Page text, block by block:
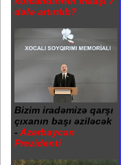
dəfə artırılıb?
Bizim iradəmizə qarşı
çıxanın başı əziləcək
- Azərbaycan
Prezidenti